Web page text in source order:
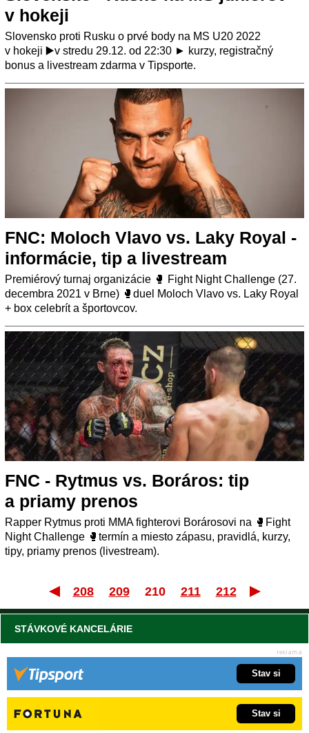
v hokeji
Slovensko proti Rusku o prvé body na MS U20 2022
v hokeji ▶️v stredu 29.12. od 22:30 ► kurzy, registračný
bonus a livestream zdarma v Tipsporte.
FNC: Moloch Vlavo vs. Laky Royal -
informácie, tip a livestream
Premiérový turnaj organizácie 🥊️ Fight Night Challenge (27.
decembra 2021 v Brne) 🥊️duel Moloch Vlavo vs. Laky Royal
+ box celebrít a športovcov.
FNC - Rytmus vs. Boráros: tip
a priamy prenos
Rapper Rytmus proti MMA fighterovi Borárosovi na 🥊Fight
Night Challenge 🥊termín a miesto zápasu, pravidlá, kurzy,
tipy, priamy prenos (livestream).
Prvý
208 209 210 211 212
STÁVKOVÉ KANCELÁRIE
Stav si
Stav si